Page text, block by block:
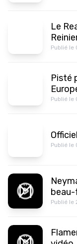
Le
Publié
Pisté
Publié
Publié le
beau-
Publié le